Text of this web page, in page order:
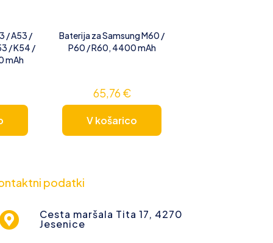
/ A53 /
/ K54 /
mAh
Baterija za Samsung M60 /
P60 / R60, 4400 mAh
65,76€
V košarico
podatki
Cesta maršala Tita 17, 4270
Jesenice